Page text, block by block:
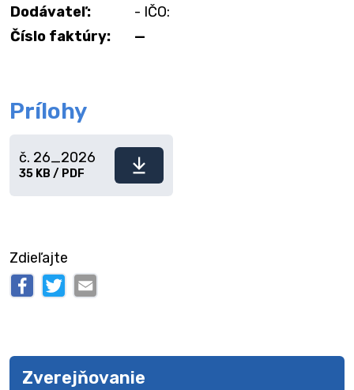
Dodávateľ:
- IČO:
Číslo faktúry:
—
Prílohy
Stiahnuť
č. 26_2026
35 KB / PDF
Zdieľajte
Zverejňovanie